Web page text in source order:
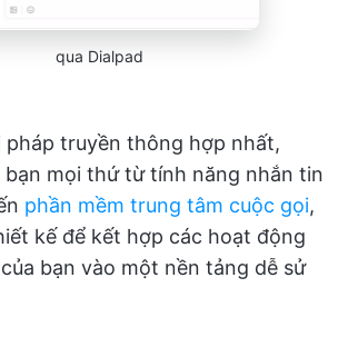
qua Dialpad
pháp truyền thông hợp nhất,
bạn mọi thứ từ tính năng nhắn tin
phần mềm trung tâm cuộc gọi,
kế để kết hợp các hoạt động
bạn vào một nền tảng dễ sử